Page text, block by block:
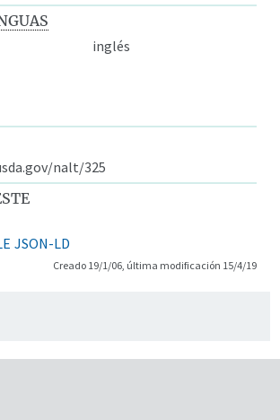
inglés
nalt/325
JSON-LD
Creado 19/1/06, última modificación 15/4/19
Links